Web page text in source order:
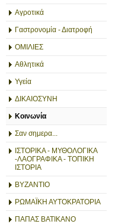
Αγροτικά
Γαστρονομία - Διατροφή
ΟΜΙΛΙΕΣ
Αθλητικά
Υγεία
ΔΙΚΑΙΟΣΥΝΗ
Κοινωνία
Σαν σημερα...
ΙΣΤΟΡΙΚΑ - ΜΥΘΟΛΟΓΙΚΑ
-ΛΑΟΓΡΑΦΙΚΑ - ΤΟΠΙΚΗ
ΙΣΤΟΡΙΑ
ΒΥΖΑΝΤΙΟ
ΡΩΜΑΪΚΗ ΑΥΤΟΚΡΑΤΟΡΙΑ
ΠΑΠΑΣ ΒΑΤΙΚΑΝΟ